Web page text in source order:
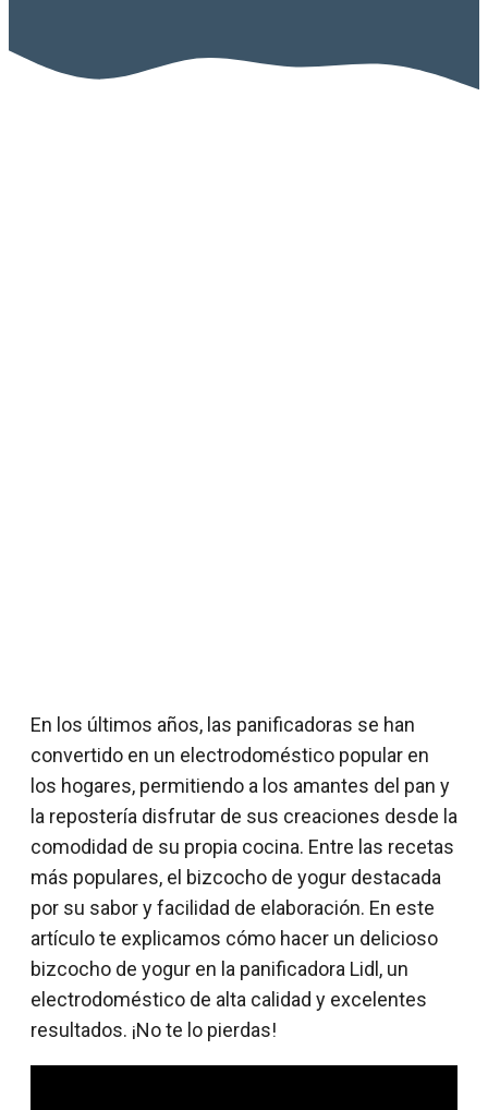
En los últimos años, las panificadoras se han
convertido en un electrodoméstico popular en
los hogares, permitiendo a los amantes del pan y
la repostería disfrutar de sus creaciones desde la
comodidad de su propia cocina. Entre las recetas
más populares, el bizcocho de yogur destacada
por su sabor y facilidad de elaboración. En este
artículo te explicamos cómo hacer un delicioso
bizcocho de yogur en la panificadora Lidl, un
electrodoméstico de alta calidad y excelentes
resultados. ¡No te lo pierdas!